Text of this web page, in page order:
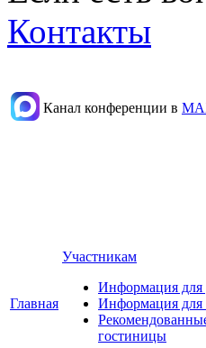
Контакты
Канал конференции в
Главная
Участникам
Информация для
Информация для
гостиницы